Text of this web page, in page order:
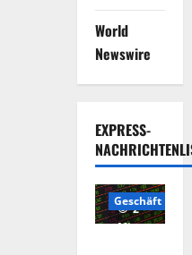
World
Newswire
EXPRESS-
2
Minuten
Geschäft